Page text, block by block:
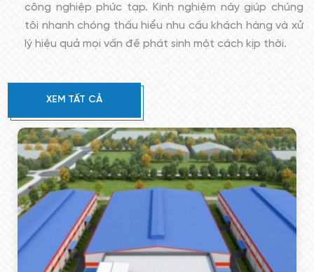
công nghiệp phức tạp. Kinh nghiệm này giúp chúng
tôi nhanh chóng thấu hiểu nhu cầu khách hàng và xử
lý hiệu quả mọi vấn đề phát sinh một cách kịp thời.
XEM TẤT CẢ